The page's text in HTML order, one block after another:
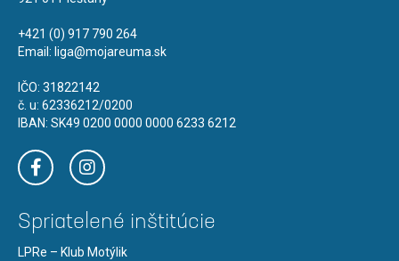
+421 (0) 917 790 264
Email: liga@mojareuma.sk
IČO: 31822142
č. u: 62336212/0200
IBAN: SK49 0200 0000 0000 6233 6212
Spriatelené inštitúcie
LPRe – Klub Motýlik